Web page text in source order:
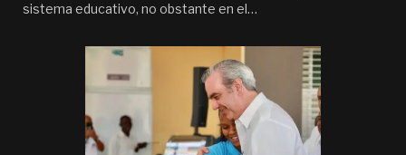
sistema educativo, no obstante en el…